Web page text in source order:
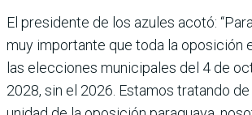
El presidente de los azules acotó:
muy importante que toda la oposición
las elecciones municipales del 4 de
2028, sin el 2026. Estamos tratando